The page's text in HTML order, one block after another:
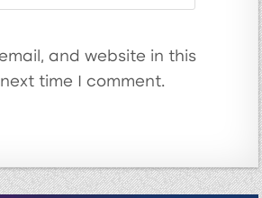
and website in this
time I comment.